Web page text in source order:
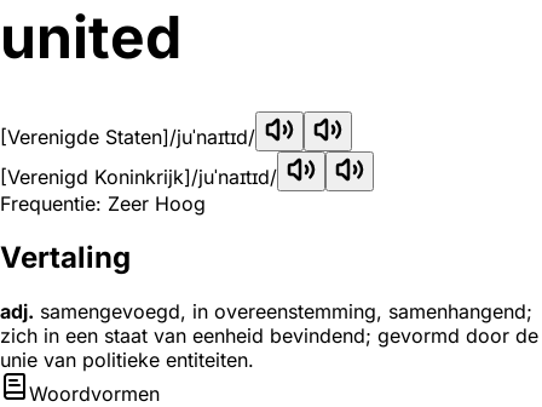
united
[Verenigde Staten]/juˈnaɪtɪd/
[Verenigd Koninkrijk]/juˈnaɪtɪd/
Frequentie: Zeer Hoog
Vertaling
adj. samengevoegd, in overeenstemming, samenhangend;
zich in een staat van eenheid bevindend; gevormd door de
unie van politieke entiteiten.
Woordvormen